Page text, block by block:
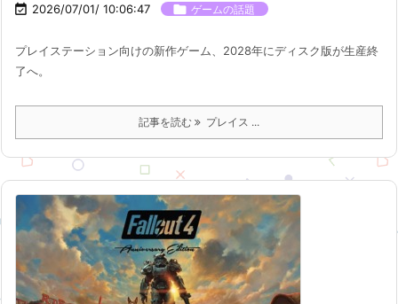
 2026/07/01/ 10:06:47  ゲームの話題
プレイステーション向けの新作ゲーム、2028年にディスク版が生産終
了へ。
記事を読む プレイス ...